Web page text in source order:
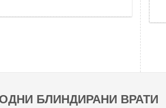
БЛИНДИРАНИ ВРАТИ